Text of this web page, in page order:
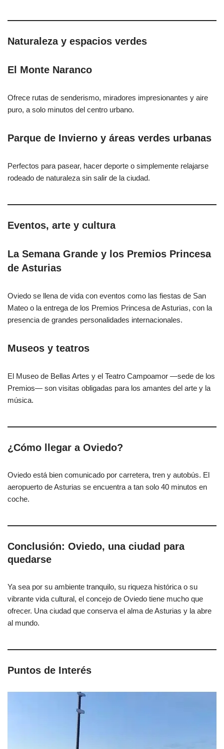
Naturaleza y espacios verdes
El Monte Naranco
Ofrece rutas de senderismo, miradores impresionantes y aire
puro, a solo minutos del centro urbano.
Parque de Invierno y áreas verdes urbanas
Perfectos para pasear, hacer deporte o simplemente relajarse
rodeado de naturaleza sin salir de la ciudad.
Eventos, arte y cultura
La Semana Grande y los Premios Princesa
de Asturias
Oviedo se llena de vida con eventos como las fiestas de San
Mateo o la entrega de los Premios Princesa de Asturias, con la
presencia de grandes personalidades internacionales.
Museos y teatros
El Museo de Bellas Artes y el Teatro Campoamor —sede de los
Premios— son visitas obligadas para los amantes del arte y la
música.
¿Cómo llegar a Oviedo?
Oviedo está bien comunicado por carretera, tren y autobús. El
aeropuerto de Asturias se encuentra a tan solo 40 minutos en
coche.
Conclusión: Oviedo, una ciudad para
quedarse
Ya sea por su ambiente tranquilo, su riqueza histórica o su
vibrante vida cultural, el concejo de Oviedo tiene mucho que
ofrecer. Una ciudad que conserva el alma de Asturias y la abre
al mundo.
Puntos de Interés